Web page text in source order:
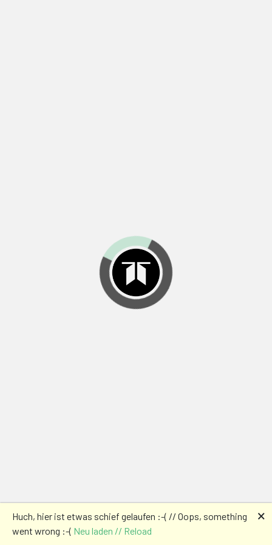
Huch, hier ist etwas schief gelaufen :-( // Oops, something
went wrong :-( Neu laden // Reload
🗙